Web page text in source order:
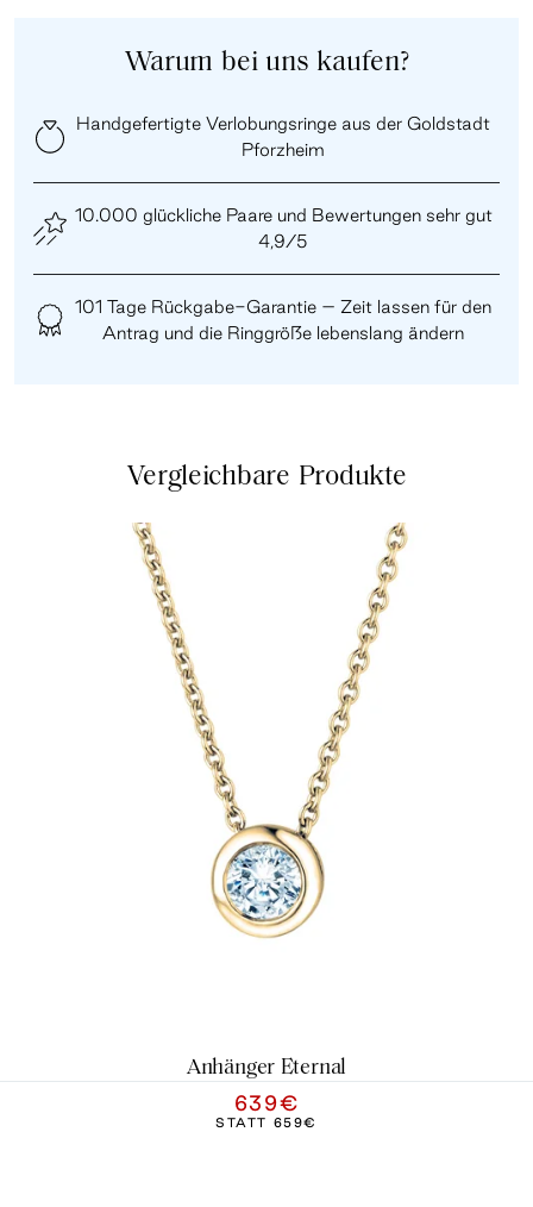
Warum bei uns kaufen?
Handgefertigte Verlobungsringe aus der Goldstadt
Pforzheim
10.000 glückliche Paare und Bewertungen sehr gut
4,9/5
101 Tage Rückgabe-Garantie – Zeit lassen für den
Antrag und die Ringgröße lebenslang ändern
Vergleichbare Produkte
Anhänger Eternal
639€
STATT 659€